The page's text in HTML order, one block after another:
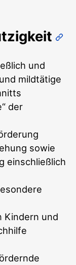
und
mildtätige
der
sowie
einschließlich
Kindern und